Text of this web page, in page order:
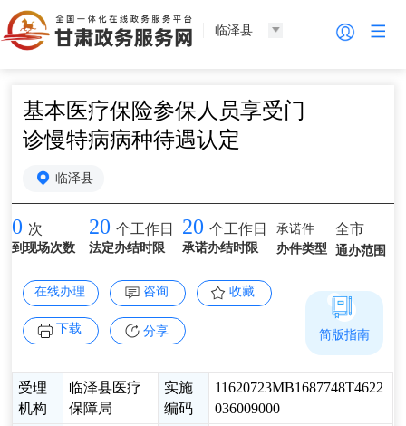
临泽县
基本医疗保险参保人员享受门
诊慢特病病种待遇认定
临泽县
0 次
到现场次数
20 个工作日
法定办结时限
20 个工作日
承诺办结时限
承诺件
办件类型
全市
通办范围
在线办理 咨询 收藏
下载 分享
受理
机构
临泽县医疗
保障局
实施
编码
11620723MB1687748T4622
036009000
简版指南